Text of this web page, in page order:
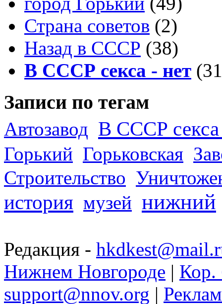
Страна советов (2)
Назад в СССР (38)
В СССР секса - нет
Записи по тегам
Автозавод В СССР секса
Горький Горьковская
Строительство
история музей нижний
Редакция -
Нижнем Новгороде | Кор.
support@nnov.org |